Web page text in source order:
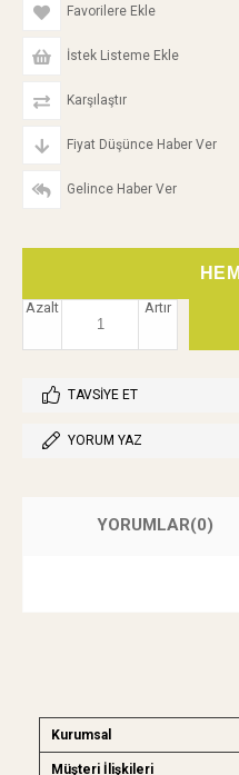
Favorilere Ekle
İstek Listeme Ekle
Karşılaştır
Fiyat Düşünce Haber Ver
Gelince Haber Ver
Artır
Azalt
TAVSIYE ET
YORUM YAZ
YORUMLAR(0)
Kurumsal
Müşteri İlişkileri